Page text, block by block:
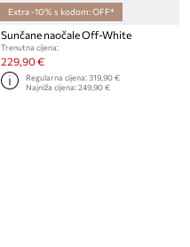
Extra -10% s kodom: OFF*
Sunčane naočale Off-White
Trenutna cijena:
229,90 €
Regularna cijena:319,90 €
Najniža cijena:249,90 €